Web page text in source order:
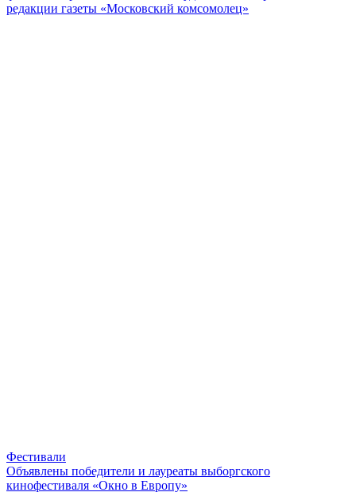
редакции газеты «Московский комсомолец»
Фестивали
Объявлены победители и лауреаты выборгского
кинофестиваля «Окно в Европу»